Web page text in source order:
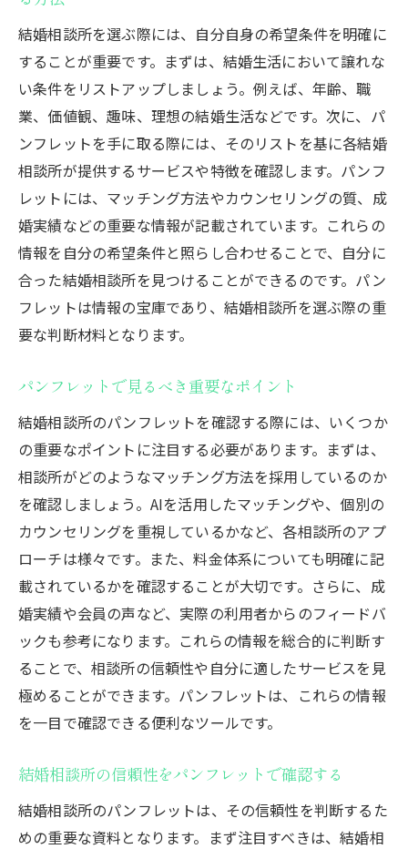
結婚相談所を選ぶ際には、自分自身の希望条件を明確に
することが重要です。まずは、結婚生活において譲れな
い条件をリストアップしましょう。例えば、年齢、職
業、価値観、趣味、理想の結婚生活などです。次に、パ
ンフレットを手に取る際には、そのリストを基に各結婚
相談所が提供するサービスや特徴を確認します。パンフ
レットには、マッチング方法やカウンセリングの質、成
婚実績などの重要な情報が記載されています。これらの
情報を自分の希望条件と照らし合わせることで、自分に
合った結婚相談所を見つけることができるのです。パン
フレットは情報の宝庫であり、結婚相談所を選ぶ際の重
要な判断材料となります。
パンフレットで見るべき重要なポイント
結婚相談所のパンフレットを確認する際には、いくつか
の重要なポイントに注目する必要があります。まずは、
相談所がどのようなマッチング方法を採用しているのか
を確認しましょう。AIを活用したマッチングや、個別の
カウンセリングを重視しているかなど、各相談所のアプ
ローチは様々です。また、料金体系についても明確に記
載されているかを確認することが大切です。さらに、成
婚実績や会員の声など、実際の利用者からのフィードバ
ックも参考になります。これらの情報を総合的に判断す
ることで、相談所の信頼性や自分に適したサービスを見
極めることができます。パンフレットは、これらの情報
を一目で確認できる便利なツールです。
結婚相談所の信頼性をパンフレットで確認する
結婚相談所のパンフレットは、その信頼性を判断するた
めの重要な資料となります。まず注目すべきは、結婚相